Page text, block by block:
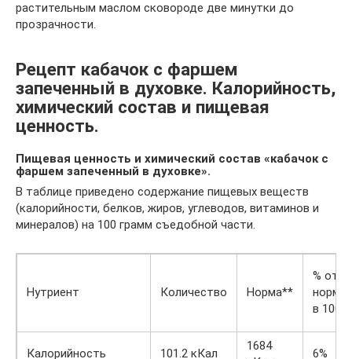
растительным маслом сковороде две минутки до
прозрачности.
Рецепт кабачок с фаршем
запеченный в духовке. Калорийность,
химический состав и пищевая
ценность.
Пищевая ценность и химический состав «кабачок с
фаршем запеченный в духовке».
В таблице приведено содержание пищевых веществ
(калорийности, белков, жиров, углеводов, витаминов и
минералов) на 100 грамм съедобной части.
Нутриент Количество Норма**
% от
нормы
в 100 г
Калорийность 101.2 кКал
1684
6%